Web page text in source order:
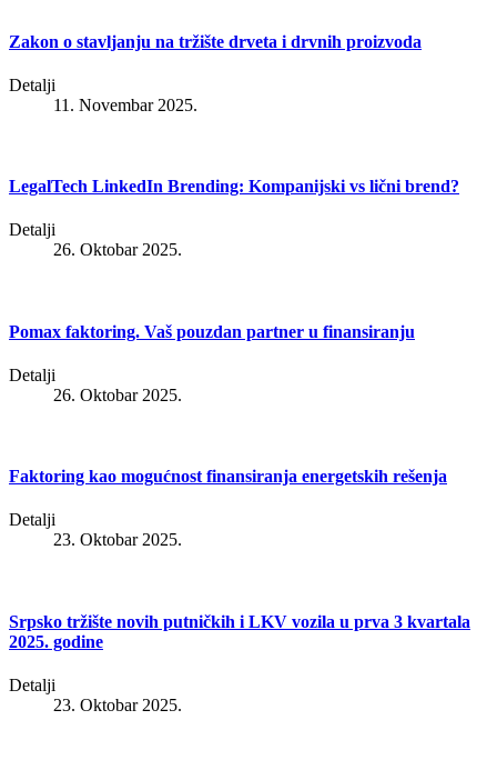
Zakon o stavljanju na tržište drveta i drvnih proizvoda
Detalji
11. Novembar 2025.
LegalTech LinkedIn Brending: Kompanijski vs lični brend?
Detalji
26. Oktobar 2025.
Pomax faktoring. Vaš pouzdan partner u finansiranju
Detalji
26. Oktobar 2025.
Faktoring kao mogućnost finansiranja energetskih rešenja
Detalji
23. Oktobar 2025.
Srpsko tržište novih putničkih i LKV vozila u prva 3 kvartala
2025. godine
Detalji
23. Oktobar 2025.